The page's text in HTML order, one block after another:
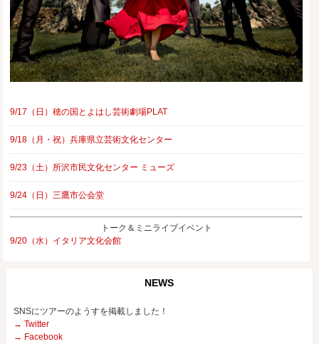
9/17（日）穂の国とよはし芸術劇場PLAT
9/18（月・祝）兵庫県立芸術文化センター
9/23（土）所沢市民文化センター ミューズ
9/24（日）三鷹市公会堂
トーク＆ミニライブイベント
9/20（水）イタリア文化会館
NEWS
SNSにツアーのようすを掲載しました！
→ Twitter
→ Facebook